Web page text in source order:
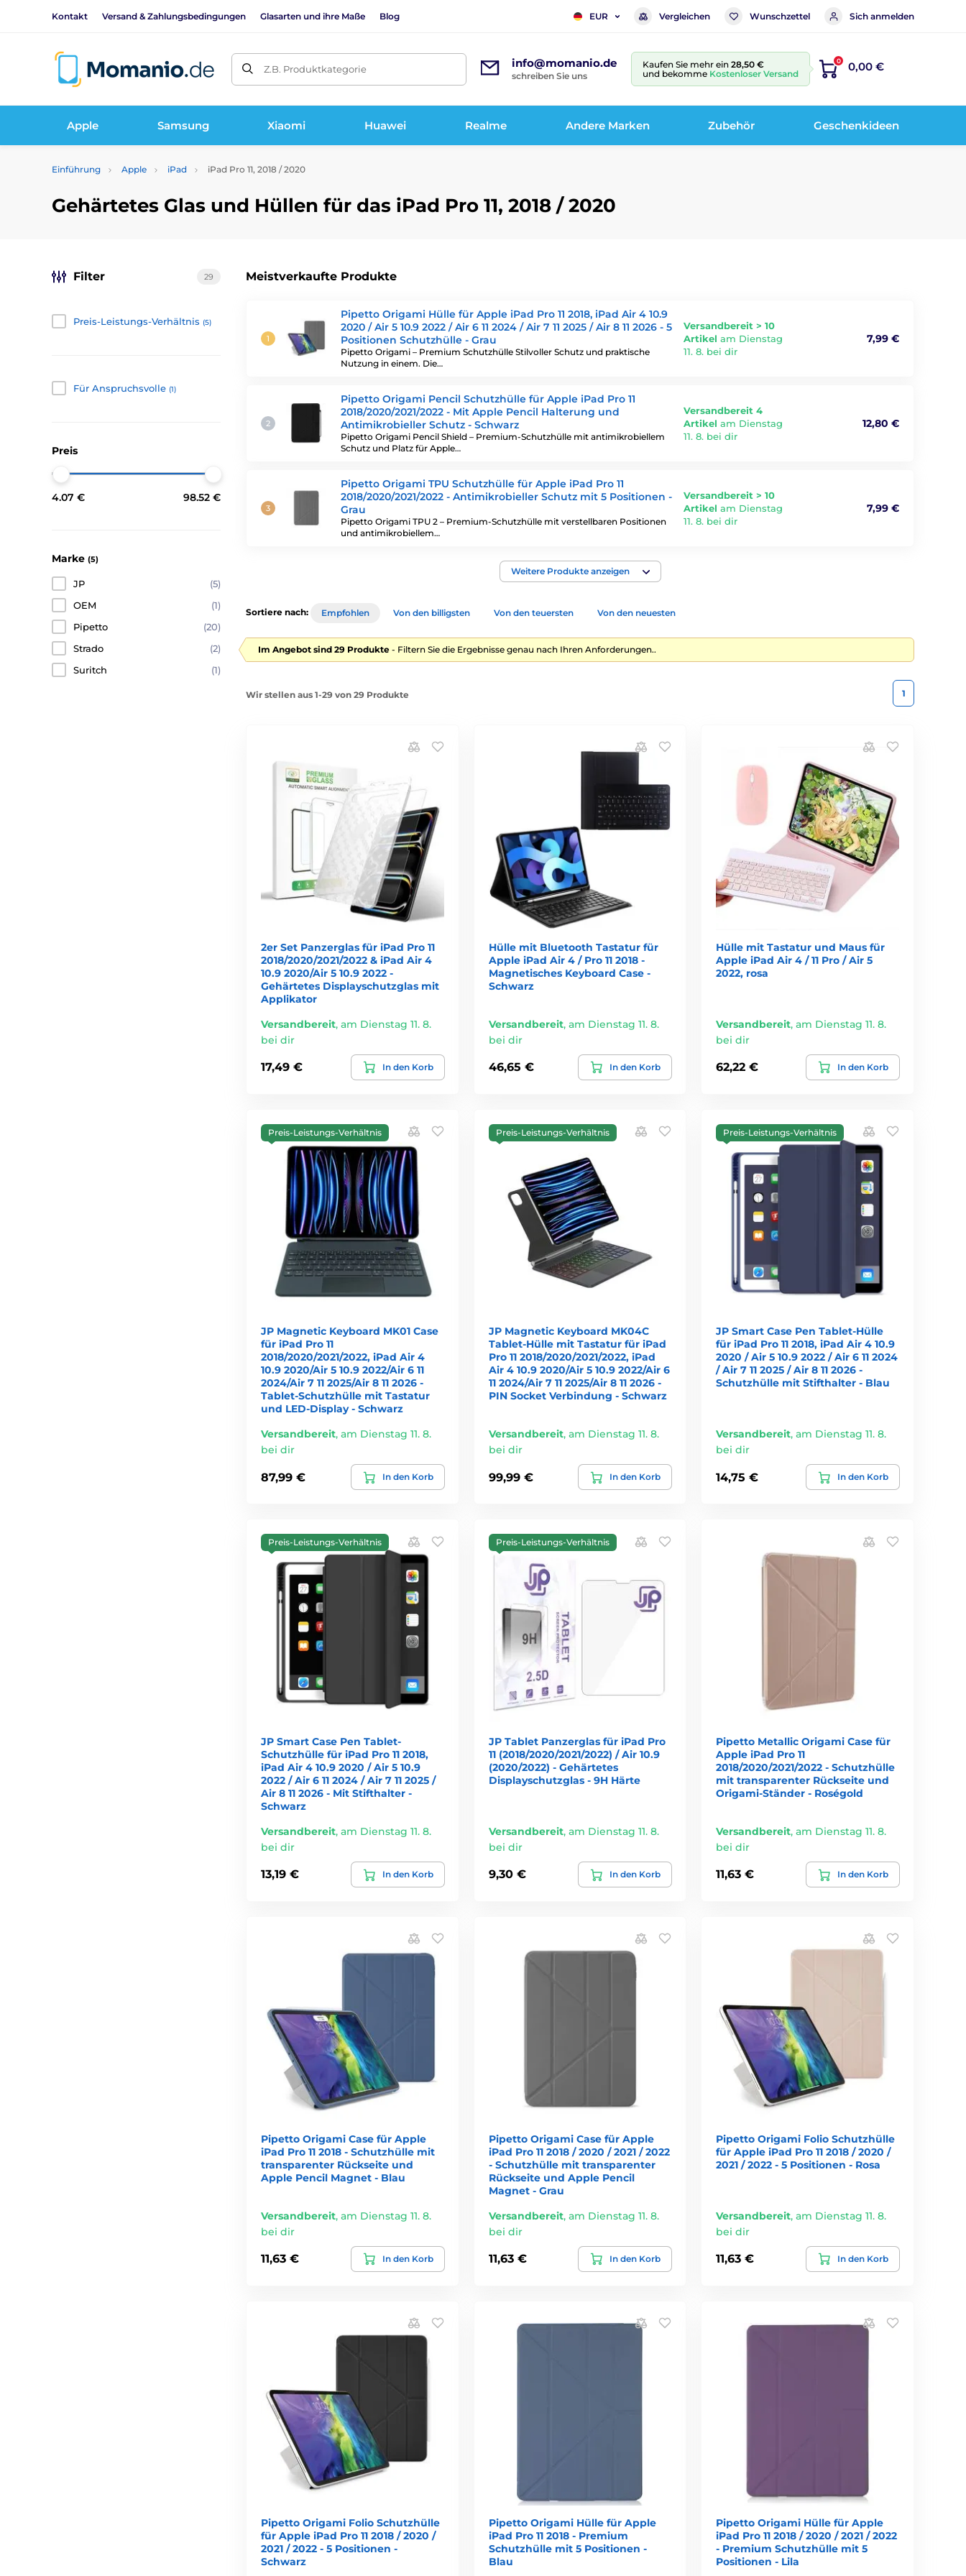
Kontakt Versand & Zahlungsbedingungen Glasarten und ihre Maße Blog EUR Vergleichen Wunschzettel Sich anmelden
Z.B. Produktkategorie info@momanio.de
schreiben Sie uns
Kaufen Sie mehr ein 28,50 €
und bekomme Kostenloser Versand
0 0,00 €
Apple Samsung Xiaomi Huawei Realme Andere Marken Zubehör Geschenkideen
Einführung Apple iPad iPad Pro 11, 2018 / 2020
Gehärtetes Glas und Hüllen für das iPad Pro 11, 2018 / 2020
Meistverkaufte Produkte
Pipetto Origami Hülle für Apple iPad Pro 11 2018, iPad Air 4 10.9
2020 / Air 5 10.9 2022 / Air 6 11 2024 / Air 7 11 2025 / Air 8 11 2026 - 5
Positionen Schutzhülle - Grau
Pipetto Origami – Premium Schutzhülle Stilvoller Schutz und praktische
Nutzung in einem. Die…
Versandbereit > 10
Artikel am Dienstag
11. 8. bei dir
7,99 €
Pipetto Origami Pencil Schutzhülle für Apple iPad Pro 11
2018/2020/2021/2022 - Mit Apple Pencil Halterung und
Antimikrobieller Schutz - Schwarz
Pipetto Origami Pencil Shield – Premium-Schutzhülle mit antimikrobiellem
Schutz und Platz für Apple…
Versandbereit 4
Artikel am Dienstag
11. 8. bei dir
12,80 €
Pipetto Origami TPU Schutzhülle für Apple iPad Pro 11
2018/2020/2021/2022 - Antimikrobieller Schutz mit 5 Positionen -
Grau
Pipetto Origami TPU 2 – Premium-Schutzhülle mit verstellbaren Positionen
und antimikrobiellem…
Versandbereit > 10
Artikel am Dienstag
11. 8. bei dir
7,99 €
Weitere Produkte anzeigen
Filter 29
Preis-Leistungs-Verhältnis (5)
Für Anspruchsvolle (1)
Preis
4.07 € 98.52 €
Marke (5)
JP
(5)
OEM
(1)
Pipetto
(20)
Strado
(2)
Suritch
(1)
Sortiere nach: Empfohlen Von den billigsten Von den teuersten Von den neuesten
Im Angebot sind 29 Produkte - Filtern Sie die Ergebnisse genau nach Ihren Anforderungen..
Wir stellen aus 1-29 von 29 Produkte 1
2er Set Panzerglas für iPad Pro 11
2018/2020/2021/2022 & iPad Air 4
10.9 2020/Air 5 10.9 2022 -
Gehärtetes Displayschutzglas mit
Applikator
Versandbereit, am Dienstag 11. 8.
bei dir
17,49 € In den Korb
Hülle mit Bluetooth Tastatur für
Apple iPad Air 4 / Pro 11 2018 -
Magnetisches Keyboard Case -
Schwarz
Versandbereit, am Dienstag 11. 8.
bei dir
46,65 € In den Korb
Hülle mit Tastatur und Maus für
Apple iPad Air 4 / 11 Pro / Air 5
2022, rosa
Versandbereit,am Dienstag 11. 8.
bei dir
62,22 € In den Korb
Preis-Leistungs-Verhältnis
JP Magnetic Keyboard MK01 Case
für iPad Pro 11
2018/2020/2021/2022, iPad Air 4
10.9 2020/Air 5 10.9 2022/Air 6 11
2024/Air 7 11 2025/Air 8 11 2026 -
Tablet-Schutzhülle mit Tastatur
und LED-Display - Schwarz
Versandbereit, am Dienstag 11. 8.
bei dir
87,99 € In den Korb
Preis-Leistungs-Verhältnis
JP Magnetic Keyboard MK04C
Tablet-Hülle mit Tastatur für iPad
Pro 11 2018/2020/2021/2022, iPad
Air 4 10.9 2020/Air 5 10.9 2022/Air 6
11 2024/Air 7 11 2025/Air 8 11 2026 -
PIN Socket Verbindung - Schwarz
Versandbereit, am Dienstag 11. 8.
bei dir
99,99 € In den Korb
Preis-Leistungs-Verhältnis
JP Smart Case Pen Tablet-Hülle
für iPad Pro 11 2018, iPad Air 4 10.9
2020 / Air 5 10.9 2022 / Air 6 11 2024
/ Air 7 11 2025 / Air 8 11 2026 -
Schutzhülle mit Stifthalter - Blau
Versandbereit,am Dienstag 11. 8.
bei dir
14,75 € In den Korb
Preis-Leistungs-Verhältnis
JP Smart Case Pen Tablet-
Schutzhülle für iPad Pro 11 2018,
iPad Air 4 10.9 2020 / Air 5 10.9
2022 / Air 6 11 2024 / Air 7 11 2025 /
Air 8 11 2026 - Mit Stifthalter -
Schwarz
Versandbereit, am Dienstag 11. 8.
bei dir
13,19 € In den Korb
Preis-Leistungs-Verhältnis
JP Tablet Panzerglas für iPad Pro
11 (2018/2020/2021/2022) / Air 10.9
(2020/2022) - Gehärtetes
Displayschutzglas - 9H Härte
Versandbereit, am Dienstag 11. 8.
bei dir
9,30 € In den Korb
Pipetto Metallic Origami Case für
Apple iPad Pro 11
2018/2020/2021/2022 - Schutzhülle
mit transparenter Rückseite und
Origami-Ständer - Roségold
Versandbereit,am Dienstag 11. 8.
bei dir
11,63 € In den Korb
Pipetto Origami Case für Apple
iPad Pro 11 2018 - Schutzhülle mit
transparenter Rückseite und
Apple Pencil Magnet - Blau
Versandbereit, am Dienstag 11. 8.
bei dir
11,63 € In den Korb
Pipetto Origami Case für Apple
iPad Pro 11 2018 / 2020 / 2021 / 2022
- Schutzhülle mit transparenter
Rückseite und Apple Pencil
Magnet - Grau
Versandbereit, am Dienstag 11. 8.
bei dir
11,63 € In den Korb
Pipetto Origami Folio Schutzhülle
für Apple iPad Pro 11 2018 / 2020 /
2021 / 2022 - 5 Positionen - Rosa
Versandbereit,am Dienstag 11. 8.
bei dir
11,63 € In den Korb
Pipetto Origami Folio Schutzhülle
für Apple iPad Pro 11 2018 / 2020 /
2021 / 2022 - 5 Positionen -
Schwarz
Pipetto Origami Hülle für Apple
iPad Pro 11 2018 - Premium
Schutzhülle mit 5 Positionen -
Blau
Pipetto Origami Hülle für Apple
iPad Pro 11 2018 / 2020 / 2021 / 2022
- Premium Schutzhülle mit 5
Positionen - Lila